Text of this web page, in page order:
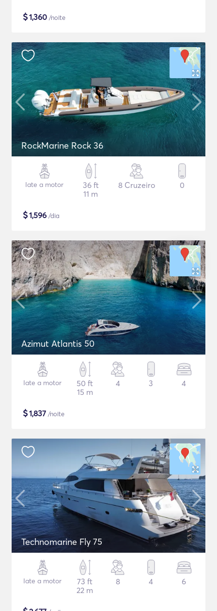
$1,360 /noite
RockMarine Rock 36
Iate a motor
36 ft
11 m
8 Cruzeiro 0
$1,596 /dia
Azimut Atlantis 50
Iate a motor
50 ft
15 m
4 3 4
$1,837 /noite
Technomarine Fly 75
Iate a motor
73 ft
22 m
8 4 6